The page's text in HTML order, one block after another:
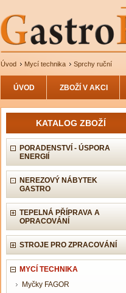
Úvod Mycí technika Sprchy ruční
ÚVOD ZBOŽÍ V AKCI
KATALOG ZBOŽÍ
PORADENSTVÍ - ÚSPORA
ENERGIÍ
NEREZOVÝ NÁBYTEK
GASTRO
TEPELNÁ PŘÍPRAVA A
OPRACOVÁNÍ
STROJE PRO ZPRACOVÁNÍ
MYCÍ TECHNIKA
Myčky FAGOR